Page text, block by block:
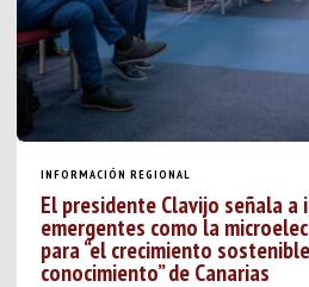
INFORMACIÓN REGIONAL
El presidente Clavijo señala a
emergentes como la
para “el crecimiento
conocimiento” de Canarias